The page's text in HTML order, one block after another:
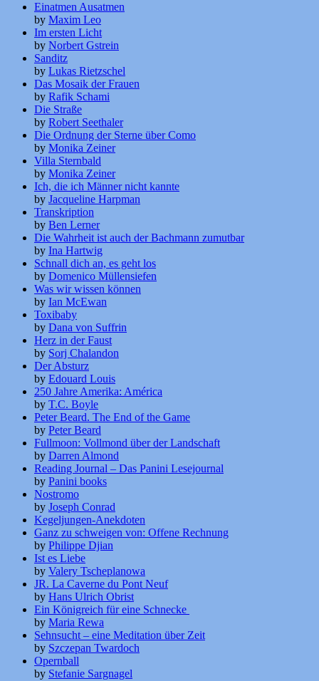
Einatmen Ausatmen
by Maxim Leo
Im ersten Licht
by Norbert Gstrein
Sanditz
by Lukas Rietzschel
Das Mosaik der Frauen
by Rafik Schami
Die Straße
by Robert Seethaler
Die Ordnung der Sterne über Como
by Monika Zeiner
Villa Sternbald
by Monika Zeiner
Ich, die ich Männer nicht kannte
by Jacqueline Harpman
Transkription
by Ben Lerner
Die Wahrheit ist auch der Bachmann zumutbar
by Ina Hartwig
Schnall dich an, es geht los
by Domenico Müllensiefen
Was wir wissen können
by Ian McEwan
Toxibaby
by Dana von Suffrin
Herz in der Faust
by Sorj Chalandon
Der Absturz
by Edouard Louis
250 Jahre Amerika: América
by T.C. Boyle
Peter Beard. The End of the Game
by Peter Beard
Fullmoon: Vollmond über der Landschaft
by Darren Almond
Reading Journal – Das Panini Lesejournal
by Panini books
Nostromo
by Joseph Conrad
Kegeljungen-Anekdoten
Ganz zu schweigen von: Offene Rechnung
by Philippe Djian
Ist es Liebe
by Valery Tscheplanowa
JR. La Caverne du Pont Neuf
by Hans Ulrich Obrist
Ein Königreich für eine Schnecke
by Maria Rewa
Sehnsucht – eine Meditation über Zeit
by Szczepan Twardoch
Opernball
by Stefanie Sargnagel